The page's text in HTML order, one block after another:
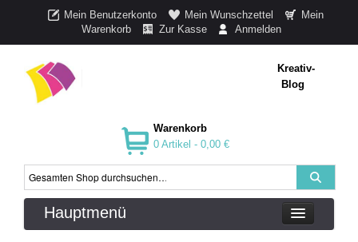
Mein Benutzerkonto Mein Wunschzettel
Mein
Warenkorb
Zur Kasse Anmelden
Kreativ-
Blog
Warenkorb
0 Artikel - 0,00 €
Hauptmenü